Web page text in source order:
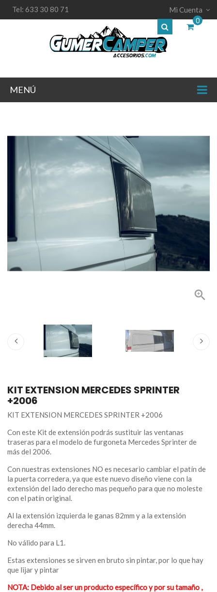
Tel: 633 30 80 71
Mi Cuenta
0
MENÚ

KIT EXTENSION MERCEDES SPRINTER
+2006
KIT EXTENSION MERCEDES SPRINTER +2006
Con este Kit de extensión podrás sustituir las ventanas
traseras para el modelo de furgoneta Mercedes Sprinter de
más del 2006.
Con nuestras extensiones NO es necesario cambiar el patín de
la puerta corredera, ya que este nuevo diseño viene con la
extensión del lado derecho mas pequeño para que no moleste
con el patín original.
Al la extensión izquierda le ganas 82mm y a la extensión
derecha 44mm.
No válido para L1.
Estas extensiones se sirven en bruto sin pintar, por lo que hay
que lijar y pintar
NOTA: Debido al ser un producto específico y por su tamaño ,